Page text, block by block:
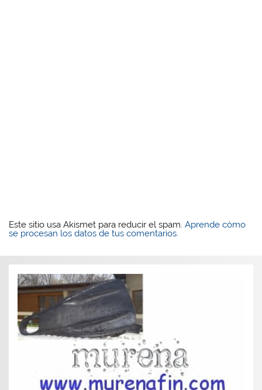
Este sitio usa Akismet para reducir el spam.Aprende cómo
se procesan los datos de tus comentarios.